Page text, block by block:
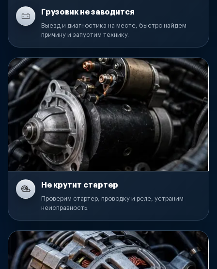
Грузовик не заводится
Выезд и диагностика на месте, быстро найдем
причину и запустим технику.
Не крутит стартер
Проверим стартер, проводку и реле, устраним
неисправность.